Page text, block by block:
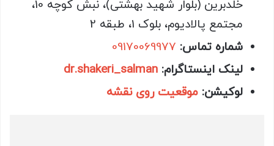
خلدبرین (بلوار شهید بهشتی)، نبش کوچه 10،
مجتمع پالادیوم، بلوک 1، طبقه 2
شماره تماس: 09170069977
لینک اینستاگرام: dr.shakeri_salman
لوکیشن: موقعیت روی نقشه